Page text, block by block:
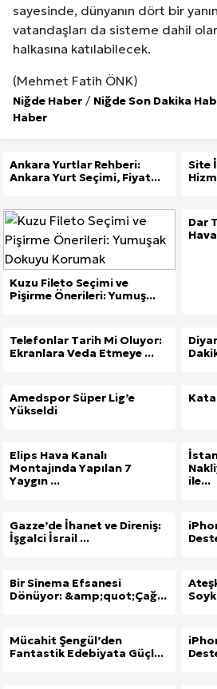
sayesinde, dünyanın dört bir
vatandaşları da sisteme dahil
halkasına katılabilecek.
(Mehmet Fatih ÖNK)
Niğde Haber / Niğde Son Dakika
Haber
Ankara Yurtlar Rehberi:
Ankara Yurt Seçimi, Fiyat...
Site
Kuzu Fileto Seçimi ve
Pişirme Önerileri: Yumuş...
Dar
Telefonlar Tarih Mi Oluyor:
Ekranlara Veda Etmeye ...
Amedspor Süper Lig’e
Yükseldi
Elips Hava Kanalı
Montajında Yapılan 7
Yaygın ...
ile...
Gazze’de İhanet ve Direniş:
İşgalci İsrail ...
Bir Sinema Efsanesi
Dönüyor: &amp;quot;Çağ...
Mücahit Şengül’den
Fantastik Edebiyata Güçl...